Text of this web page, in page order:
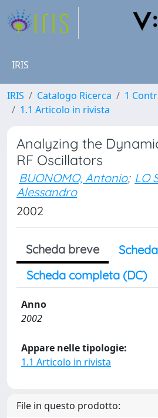
IRIS
IRIS Catalogo Ricerca
1
1.1 Articolo in rivista
Analyzing the
RF Oscillators
BUONOMO, Antonio; LO
Alessandro
2002
Scheda breve
Scheda completa (DC)
Anno
2002
Appare nelle tipologie:
1.1 Articolo in rivista
File in questo prodotto: